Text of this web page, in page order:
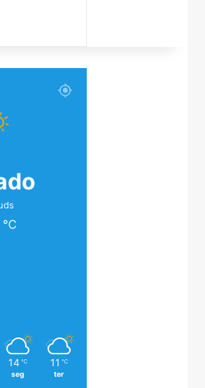
℃
14 ℃
seg
11 ℃
ter